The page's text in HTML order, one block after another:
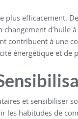
plus efficacement.
d’huile
contribuent à une
énergétique et de
et sensibiliser
les habitudes de